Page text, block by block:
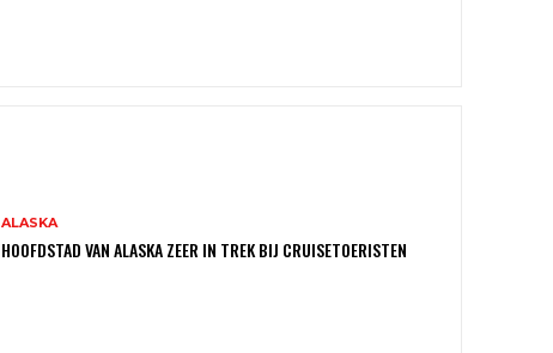
ALASKA
HOOFDSTAD VAN ALASKA ZEER IN TREK BIJ CRUISETOERISTEN